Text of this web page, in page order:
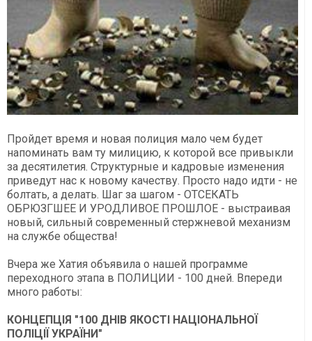
Пройдет время и новая полиция мало чем будет
напоминать вам ту милицию, к которой все привыкли
за десятилетия. Структурные и кадровые изменения
приведут нас к новому качеству. Просто надо идти - не
болтать, а делать. Шаг за шагом - ОТСЕКАТЬ
ОБРЮЗГШЕЕ И УРОДЛИВОЕ ПРОШЛОЕ - выстраивая
новый, сильный современный стержневой механизм
на службе общества!
Вчера же Хатия объявила о нашей программе
переходного этапа в ПОЛИЦИИ - 100 дней. Впереди
много работы:
КОНЦЕПЦІЯ "100 ДНІВ ЯКОСТІ НАЦІОНАЛЬНОЇ
ПОЛІЦІЇ УКРАЇНИ"